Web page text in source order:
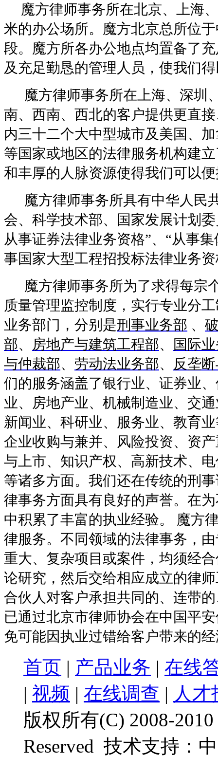
魔方律师事务所在北京、上海
米的办公场所。魔方北京总所位
段。魔方所各办公地点均置备了
及充足勤恳的管理人员，使我们
魔方律师事务所在上海、深圳
南、西南、西北的客户提供更直
内三十二个大中型城市及美国、
等国家或地区的法律服务机构建
和丰厚的人脉资源使得我们可以
魔方律师事务所具有中华人民
会、科学技术部、国家发展计划
从事证券法律业务资格”、 “从事
事国家大型工程招投标法律业务
魔方律师事务所为了求得每宗
质量管理监控制度，实行专业分
业务部门，分别是刑事业务部 、
部、 房地产与建筑工程部、
国际
与仲裁部、 劳动法业务部、
反垄
们的服务涵盖了银行业、证券业
业、房地产业、机械制造业、交
新闻业、科研业、服务业、教育
企业收购与兼并、风险投资、资
与上市、知识产权、高新技术、
等诸多方面。我们还在传统的刑
律事务方面具有良好的声誉。在
中积累了丰富的执业经验。
魔方
律服务。不同领域的法律事务，
重大、复杂项目或案件，均须经
论研究，然后交给相应成立的律
合伙人对客户承担共同的、连带
已通过北京市律师协会在中国平
免可能因执业过错给客户带来的
首页 | 产品业务 | 在线
| 视频 | 在线调查 | 人才
版权所有(C) 2008-2010
Reserved 技术支持：